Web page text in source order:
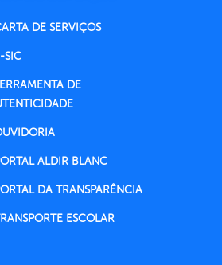
DE SERVIÇOS
SIC
DE
ALDIR BLANC
DA TRANSPARÊNCIA
ESCOLAR